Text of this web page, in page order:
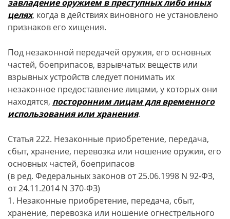
завладение оружием в преступных либо иных
целях, когда в действиях виновного не установлено
признаков его хищения.
Под незаконной передачей оружия, его основных
частей, боеприпасов, взрывчатых веществ или
взрывных устройств следует понимать их
незаконное предоставление лицами, у которых они
находятся, посторонним лицам для временного
использования или хранения.
Статья 222. Незаконные приобретение, передача,
сбыт, хранение, перевозка или ношение оружия, его
основных частей, боеприпасов
(в ред. Федеральных законов от 25.06.1998 N 92-ФЗ,
от 24.11.2014 N 370-ФЗ)
1. Незаконные приобретение, передача, сбыт,
хранение, перевозка или ношение огнестрельного